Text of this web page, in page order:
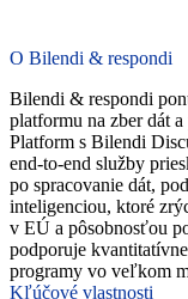
O Bilendi & respondi
Bilendi & respondi
platformu na zber dát
Platform s Bilendi
end-to-end služby
po spracovanie dát,
inteligenciou, ktoré
v EÚ a pôsobnosťou
podporuje
programy vo veľkom
Kľúčové vlastnosti